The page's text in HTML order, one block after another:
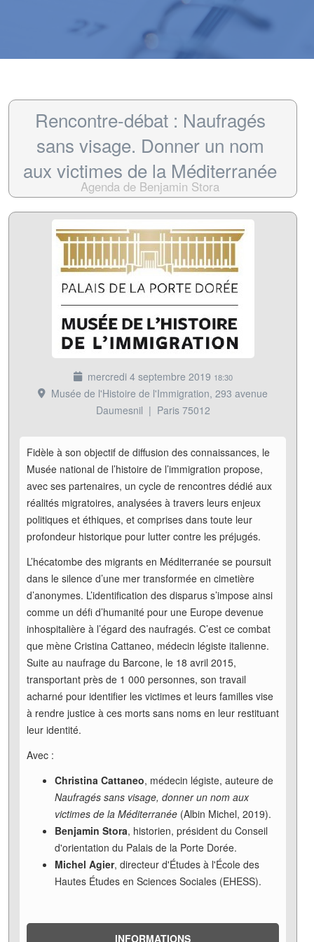
Rencontre-débat : Naufragés
sans visage. Donner un nom
aux victimes de la Méditerranée
Agenda de Benjamin Stora
mercredi 4 septembre 2019 18:30
Musée de l'Histoire de l'Immigration, 293 avenue
Daumesnil | Paris 75012
Fidèle à son objectif de diffusion des connaissances, le
Musée national de l’histoire de l’immigration propose,
avec ses partenaires, un cycle de rencontres dédié aux
réalités migratoires, analysées à travers leurs enjeux
politiques et éthiques, et comprises dans toute leur
profondeur historique pour lutter contre les préjugés.
L’hécatombe des migrants en Méditerranée se poursuit
dans le silence d’une mer transformée en cimetière
d’anonymes. L’identification des disparus s’impose ainsi
comme un défi d’humanité pour une Europe devenue
inhospitalière à l’égard des naufragés. C’est ce combat
que mène Cristina Cattaneo, médecin légiste italienne.
Suite au naufrage du Barcone, le 18 avril 2015,
transportant près de 1 000 personnes, son travail
acharné pour identifier les victimes et leurs familles vise
à rendre justice à ces morts sans noms en leur restituant
leur identité.
Avec :
Christina Cattaneo, médecin légiste, auteure de
Naufragés sans visage, donner un nom aux
victimes de la Méditerranée (Albin Michel, 2019).
Benjamin Stora, historien, président du Conseil
d'orientation du Palais de la Porte Dorée.
Michel Agier, directeur d'Études à l'École des
Hautes Études en Sciences Sociales (EHESS).
INFORMATIONS